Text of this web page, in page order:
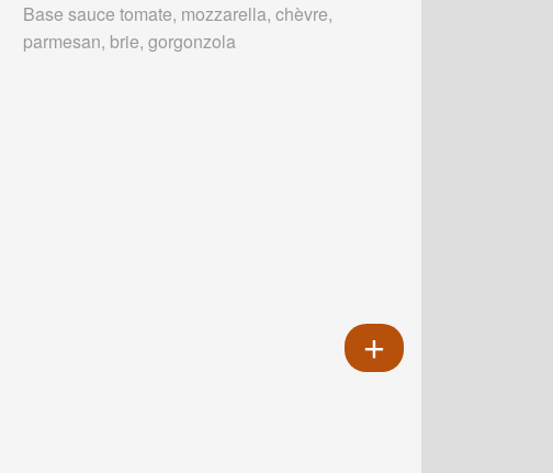
Base sauce tomate, mozzarella, chèvre,
parmesan, brie, gorgonzola